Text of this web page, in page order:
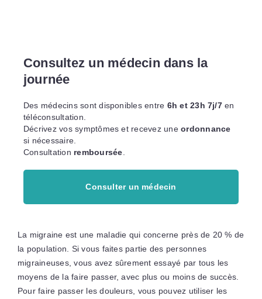
Consultez un médecin dans la
journée
Des médecins sont disponibles entre 6h et 23h 7j/7en
téléconsultation.
Décrivez vos symptômes et recevez uneordonnance
si nécessaire.
Consultation remboursée
Consulter un médecin
La migraine est une maladie qui concerne près de 20 % de
la population. Si vous faites partie des personnes
migraineuses, vous avez sûrement essayé par tous les
moyens de la faire passer, avec plus ou moins de succès.
Pour faire passer les douleurs, vous pouvez utiliser les